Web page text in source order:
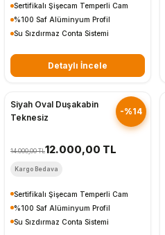
Sertifikalı Şişecam Temperli Cam
%100 Saf Alüminyum Profil
Su Sızdırmaz Conta Sistemi
Detaylı İncele
-%14
Siyah Oval Duşakabin
Teknesiz
14.000,00 TL12.000,00 TL
Kargo Bedava
Sertifikalı Şişecam Temperli Cam
%100 Saf Alüminyum Profil
Su Sızdırmaz Conta Sistemi